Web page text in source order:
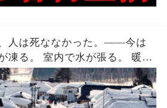
人は死ななかった。――今は
凍る。 室内で水が張る。 暖房
前の北海
死ななかった。 この事実
解しがたい。 同じ環境が現代